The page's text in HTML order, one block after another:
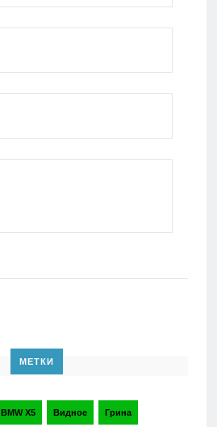
МЕТКИ
BMW X5 Видное Грина